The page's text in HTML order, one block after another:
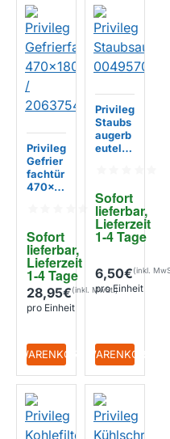
Sofort
lieferbar,
Lieferzeit
1-4 Tage
Privileg
Gefrier
fachtür
470x18
28,95€
pro Einheit
+ WARENKORB
Sofort
lieferbar,
Lieferzeit
1-4 Tage
Privileg
Staubs
augerb
eutelha
6,50€
pro Einheit
+ WARENKORB